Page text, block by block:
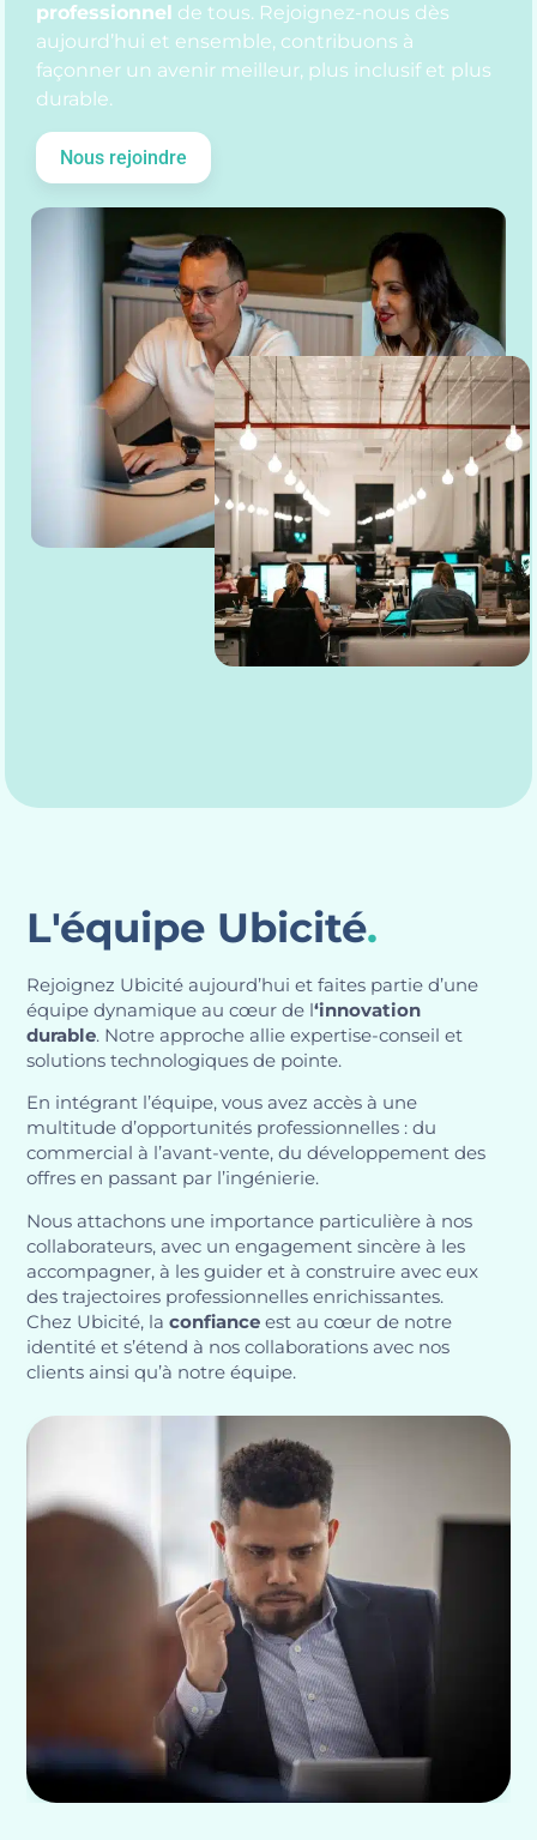
professionnel de tous. Rejoignez-nous dès
aujourd’hui et ensemble, contribuons à
façonner un avenir meilleur, plus inclusif et plus
durable.
Nous rejoindre
L'équipe Ubicité.
Rejoignez Ubicité aujourd’hui et faites partie d’une
équipe dynamique au cœur de l‘innovation
durable. Notre approche allie expertise-conseil et
solutions technologiques de pointe.
En intégrant l’équipe, vous avez accès à une
multitude d’opportunités professionnelles : du
commercial à l’avant-vente, du développement des
offres en passant par l’ingénierie.
Nous attachons une importance particulière à nos
collaborateurs, avec un engagement sincère à les
accompagner, à les guider et à construire avec eux
des trajectoires professionnelles enrichissantes.
Chez Ubicité, laconfiance est au cœur de notre
identité et s’étend à nos collaborations avec nos
clients ainsi qu’à notre équipe.